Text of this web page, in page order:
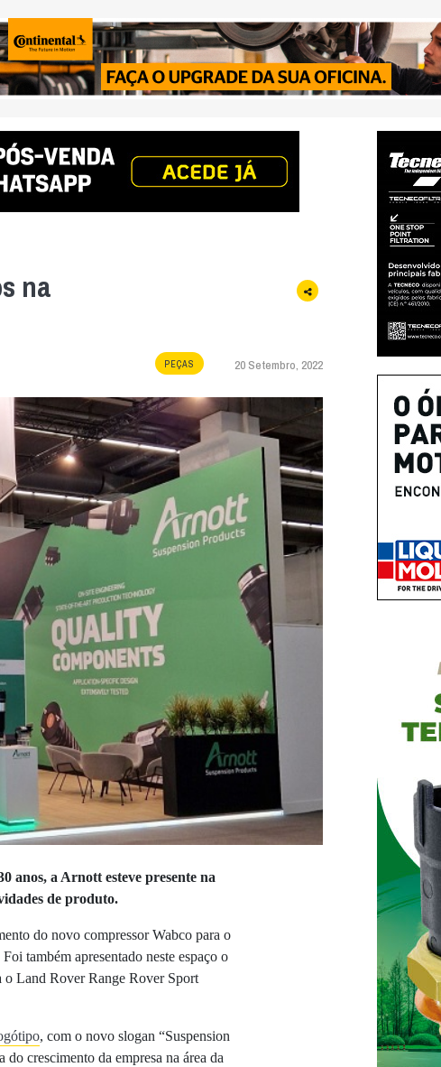
na
PEÇAS 20 Setembro, 2022
anos, a Arnott esteve presente na
de produto.
do novo compressor Wabco para o
também apresentado neste espaço o
Land Rover Range Rover Sport
, com o novo slogan “Suspension
crescimento da empresa na área da